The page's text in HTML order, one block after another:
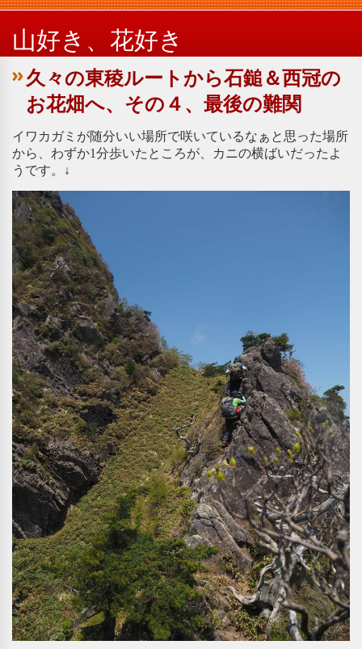
山好き、花好き
久々の東稜ルートから石鎚＆西冠の
お花畑へ、その４、最後の難関
イワカガミが随分いい場所で咲いているなぁと思った場所
から、わずか1分歩いたところが、カニの横ばいだったよ
うです。↓